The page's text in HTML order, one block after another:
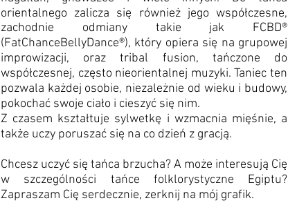
orientalnego zalicza się również jego współczesne,
zachodnie odmiany takie jak FCBD®
(FatChanceBellyDance®), który opiera się na grupowej
improwizacji, oraz tribal fusion, tańczone do
współczesnej, często nieorientalnej muzyki. Taniec ten
pozwala każdej osobie, niezależnie od wieku i budowy,
pokochać swoje ciało i cieszyć się nim.
Z czasem kształtuje sylwetkę i wzmacnia mięśnie, a
także uczy poruszać się na co dzień z gracją.
Chcesz uczyć się tańca brzucha? A może interesują Cię
w szczególności tańce folklorystyczne Egiptu?
Zapraszam Cię serdecznie, zerknij na mój grafik.